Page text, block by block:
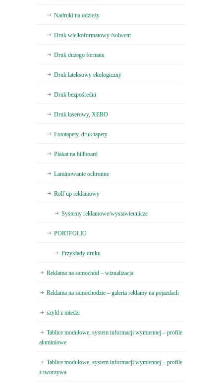
Nadruki na odzieży
Druk wielkoformatowy /solwent
Druk dużego formatu
Druk lateksowy ekologiczny
Druk bezpośredni
Druk laserowy, XERO
Fototapety, druk tapety
Plakat na billboard
Laminowanie ochronne
Roll`up reklamowy
Systemy reklamowe/wystawiennicze
PORTFOLIO
Przykłady druku
Reklama na samochód – wizualizacja
Reklama na samochodzie – galeria reklamy na pojazdach
szyld z miedzi
Tablice modułowe, system informacji wymiennej – profile
aluminiowe
Tablice modułowe, system informacji wymiennej – profile
z tworzywa